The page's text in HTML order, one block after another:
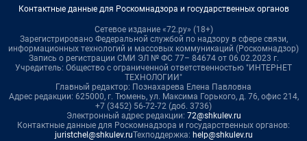
Контактные данные для Роскомнадзора и государственных органов
Сетевое издание «72.ру» (18+)
Зарегистрировано Федеральной службой по надзору в сфере связи,
информационных технологий и массовых коммуникаций (Роскомнадзор)
Запись о регистрации СМИ ЭЛ № ФС 77– 84674 от 06.02.2023 г.
Учредитель: Общество с ограниченной ответственностью "ИНТЕРНЕТ
ТЕХНОЛОГИИ"
Главный редактор: Познахарева Елена Павловна
Адрес редакции: 625000, г. Тюмень, ул. Максима Горького, д. 76, офис 214,
+7 (3452) 56-72-72 (доб. 3736)
Электронный адрес редакции: 72@shkulev.ru
Контактные данные для Роскомнадзора и государственных органов:
juristchel@shkulev.ruТехподдержка: help@shkulev.ru